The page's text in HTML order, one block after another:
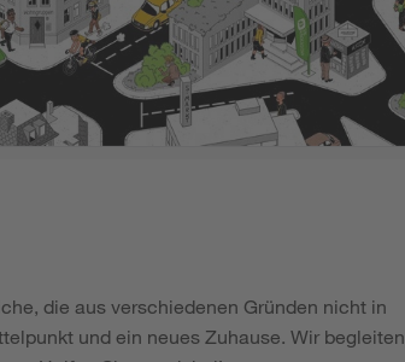
die aus verschiedenen Gründen nicht in
und ein neues Zuhause. Wir begleiten